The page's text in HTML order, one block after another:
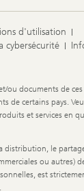
d'utilisation
cybersécurité
ou documents de
de certains pays.
et services en
distribution, le
ou autres)
est